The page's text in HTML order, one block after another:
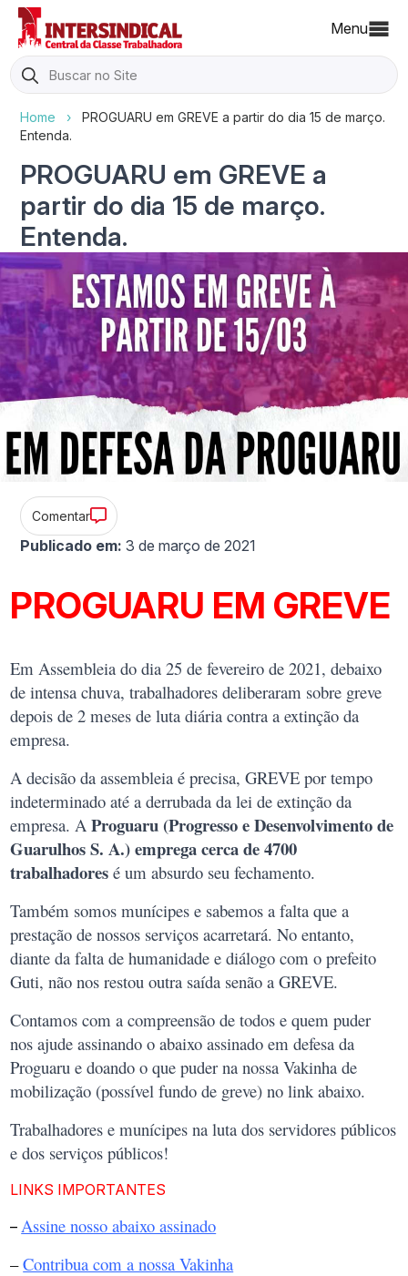
Menu
Search
for:
Home ›
PROGUARU em GREVE a partir do dia 15 de março.
Entenda.
PROGUARU em GREVE a
partir do dia 15 de março.
Entenda.
Comentar
Publicado em: 3 de março de 2021
PROGUARU EM GREVE
Em Assembleia do dia 25 de fevereiro de 2021, debaixo
de intensa chuva, trabalhadores deliberaram sobre greve
depois de 2 meses de luta diária contra a extinção da
empresa.
A decisão da assembleia é precisa, GREVE por tempo
indeterminado até a derrubada da lei de extinção da
empresa. AProguaru (Progresso e Desenvolvimento de
Guarulhos S. A.) emprega cerca de 4700
trabalhadores é um absurdo seu fechamento.
Também somos munícipes e sabemos a falta que a
prestação de nossos serviços acarretará. No entanto,
diante da falta de humanidade e diálogo com o prefeito
Guti, não nos restou outra saída senão a GREVE.
Contamos com a compreensão de todos e quem puder
nos ajude assinando o abaixo assinado em defesa da
Proguaru e doando o que puder na nossa Vakinha de
mobilização (possível fundo de greve) no link abaixo.
Trabalhadores e munícipes na luta dos servidores públicos
e dos serviços públicos!
LINKS IMPORTANTES
– Assine nosso abaixo assinado
–Contribua com a nossa Vakinha